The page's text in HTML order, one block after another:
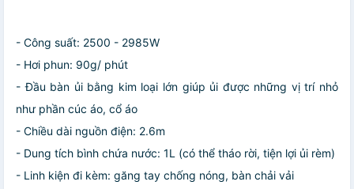
- Công suất: 2500 - 2985W
- Hơi phun: 90g/ phút
- Đầu bàn ủi bằng kim loại lớn giúp ủi được những vị trí nhỏ
như phần cúc áo, cổ áo
- Chiều dài nguồn điện: 2.6m
- Dung tích bình chứa nước: 1L (có thể tháo rời, tiện lợi ủi rèm)
- Linh kiện đi kèm: găng tay chống nóng, bàn chải vải